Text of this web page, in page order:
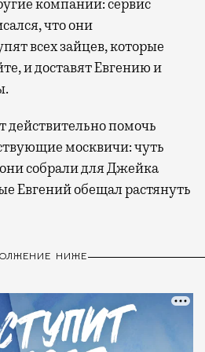
компании: сервис
что они
всех зайцев, которые
и доставят Евгению и
помочь
москвичи: чуть
собрали для Джейка
Евгений обещал растянуть
НИЖЕ